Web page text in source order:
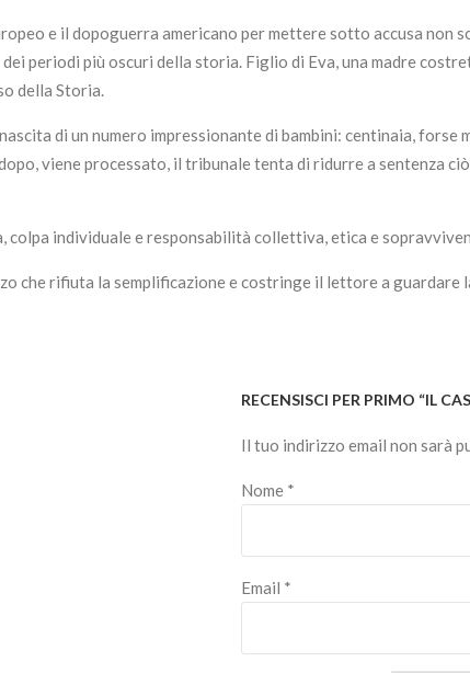
e il dopoguerra americano per mettere sotto accusa non
dei periodi più oscuri della storia. Figlio di Eva, una madre
della Storia.
di un numero impressionante di bambini: centinaia,
viene processato, il tribunale tenta di ridurre a sentenza
individuale e responsabilità collettiva, etica e
che rifiuta la semplificazione e costringe il lettore a
RECENSISCI PER PRIMO “IL
Il tuo indirizzo email non sarà
Nome *
Email *